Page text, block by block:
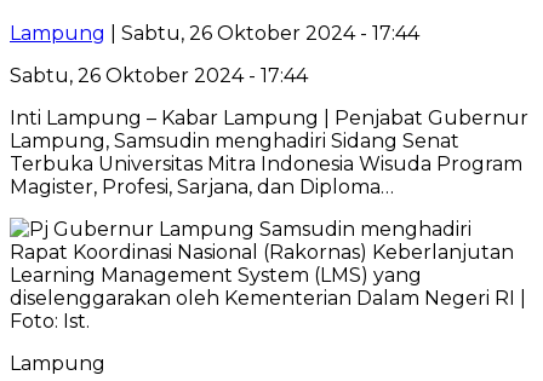
Lampung
| Sabtu, 26 Oktober 2024 - 17:44
Sabtu, 26 Oktober 2024 - 17:44
Inti Lampung – Kabar Lampung | Penjabat Gubernur
Lampung, Samsudin menghadiri Sidang Senat
Terbuka Universitas Mitra Indonesia Wisuda Program
Magister, Profesi, Sarjana, dan Diploma…
Lampung